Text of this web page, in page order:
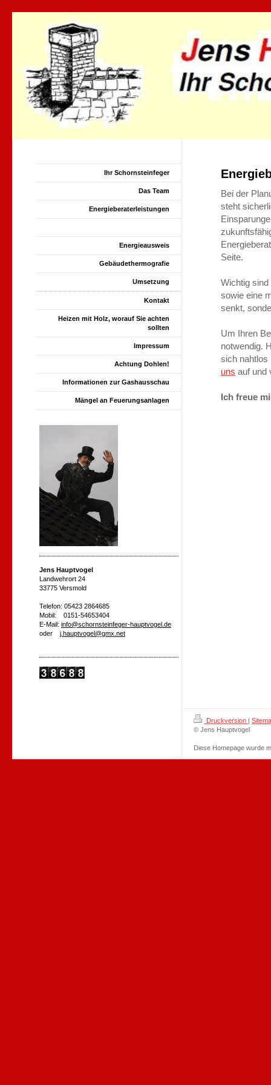
Bei der
steht
Seite.
Wichtig
sowie eine
senkt,
Um Ihren
notwendig.
sich nahtlos
uns auf und
Ich freue
Ihr Schornsteinfeger
Das Team
Energieberaterleistungen
Energieausweis
Gebäudethermografie
Umsetzung
Kontakt
Heizen mit Holz, worauf Sie achten
sollten
Impressum
Achtung Dohlen!
Informationen zur Gashausschau
Mängel an Feuerungsanlagen
Jens Hauptvogel
Landwehrort 24
33775 Versmold
Telefon: 05423 2864685
Mobil: 0151-54653404
E-Mail: info@schornsteinfeger-hauptvogel.de
oder j.hauptvogel@gmx.net
Druckversion |
© Jens Hauptvogel
Diese Homepage wurde